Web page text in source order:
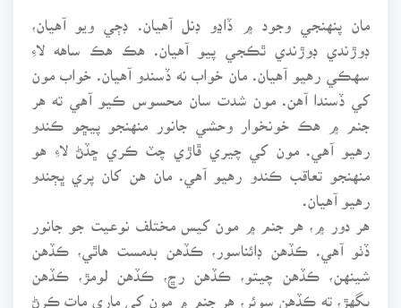
مان پنهنجي وجود ۾ ڏاڍو ڊنل آهيان. ڊڄي ويو آهيان،
ڊوڙندي ڊوڙندي ٿڪجي پيو آهيان. هڪ هڪ ساهه لاءِ
سهڪي رهيو آهيان. مان خواب نه ڏسندو آهيان. خواب مون
کي ڏسندا آهن. مون شدت سان محسوس ڪيو آهي ته هر
جنم ۾ هڪ خونخوار وحشي جانور منهنجو پيڇو ڪندو
رهيو آهي. مون کي چيري ڦاڙي چٽ ڪري ڇڏڻ لاءِ هو
منهنجو تعاقب ڪندو رهيو آهي. مان هن کان پري ڀڄندو
رهيو آهيان.
هر دور ۾، هر جنم ۾ مون کيس مختلف نوعيت جو جانور
ڏٺو آهي. ڪڏهن ڊائناسور، ڪڏهن بدمست هاٿي، ڪڏهن
شينهن، ڪڏهن چيتو، ڪڏهن رڇ، ڪڏهن لومڙ، ڪڏهن
بگهڙ، ته ڪڏهن سوئر، هر جنم ۾ مون کي ماري مات ڪرڻ